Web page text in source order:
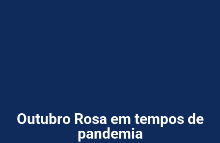
Outubro Rosa em tempos de
pandemia